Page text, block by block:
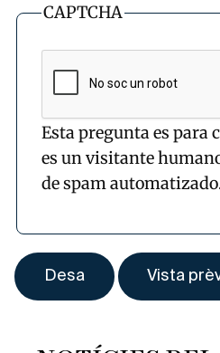
CAPTCHA
Esta pregunta es para
es un visitante
de spam